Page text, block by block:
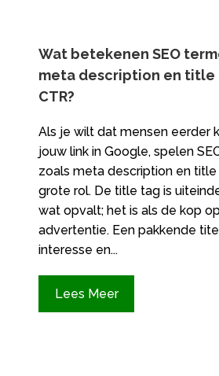
Wat betekenen SEO
meta description en title
CTR?
Als je wilt dat mensen eerder
jouw link in Google, spelen
zoals meta description en
grote rol.​ De title tag is
wat opvalt; het is als de kop
advertentie.​ Een pakkende
interesse en...
Lees Meer